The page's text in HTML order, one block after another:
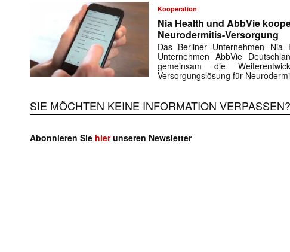
Kooperation
Nia Health und AbbVie
Neurodermitis-Versorgung
Das Berliner Unternehmen Nia
Unternehmen AbbVie
gemeinsam die
Versorgungslösung für
SIE MÖCHTEN KEINE INFORMATION VERPASSEN?
Abonnieren Sie hierunseren Newsletter